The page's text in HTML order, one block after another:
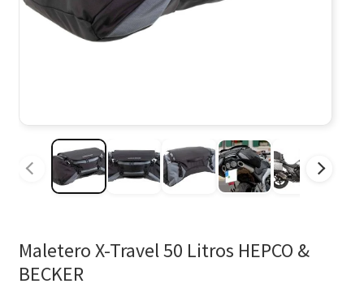
Maletero X-Travel 50 Litros HEPCO &
BECKER